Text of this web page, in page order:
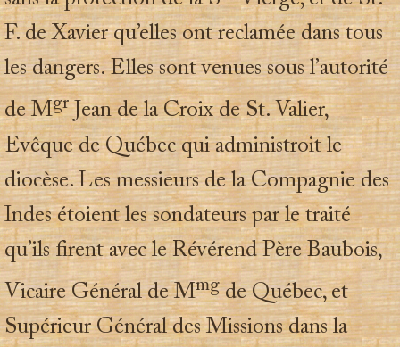
F. de Xavier qu’elles ont reclamée dans tous
les dangers. Elles sont venues sous l’autorité
de MgrJean de la Croix de St. Valier,
Evêque de Québec qui administroit le
diocèse. Les messieurs de la Compagnie des
Indes étoient les sondateurs par le traité
qu’ils firent avec le Révérend Père Baubois,
Vicaire Général de Mmgde Québec, et
Supérieur Général des Missions dans la